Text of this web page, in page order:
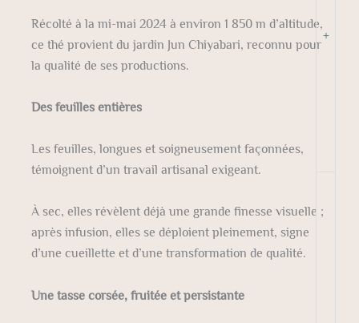
+
Récolté à la mi-mai 2024 à environ 1 850 m d’altitude,
ce thé provient du jardin Jun Chiyabari, reconnu pour
la qualité de ses productions.
Des feuilles entières
Les feuilles, longues et soigneusement façonnées,
témoignent d’un travail artisanal exigeant.
À sec, elles révèlent déjà une grande finesse visuelle ;
après infusion, elles se déploient pleinement, signe
d’une cueillette et d’une transformation de qualité.
Une tasse corsée, fruitée et persistante